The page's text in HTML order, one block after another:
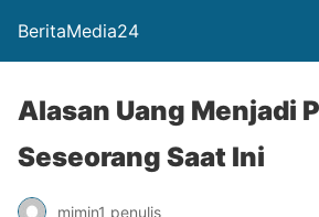
BeritaMedia24
Alasan Uang Menjadi
Seseorang Saat Ini
mimin1 penulis